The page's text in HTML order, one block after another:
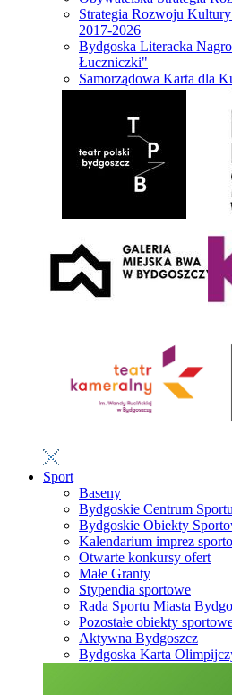
Strategia Rozwoju
2017-2026
Bydgoska Literacka
Łuczniczki"
Samorządowa Karta dla
Sport
Baseny
Bydgoskie Centrum Sportu
Bydgoskie Obiekty
Kalendarium imprez
Otwarte konkursy ofert
Małe Granty
Stypendia sportowe
Rada Sportu Miasta
Pozostałe obiekty
Aktywna Bydgoszcz
Bydgoska Karta